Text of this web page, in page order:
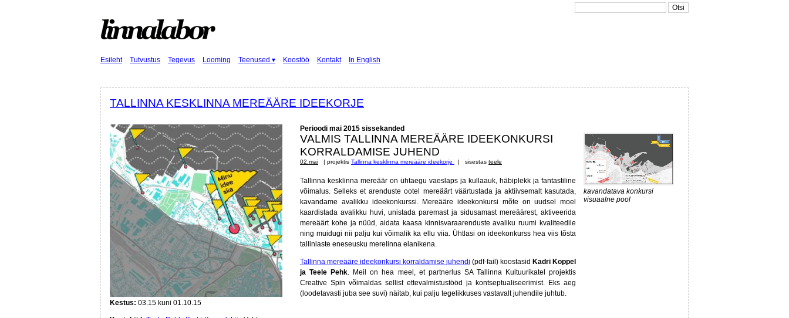
Esileht Tutvustus Tegevus Looming Teenused ▾ Koostöö Kontakt In English
TALLINNA KESKLINNA MEREÄÄRE IDEEKORJE
Kestus: 03.15 kuni 01.10.15
Perioodi mai 2015 sissekanded
VALMIS TALLINNA MEREÄÄRE IDEEKONKURSI
KORRALDAMISE JUHEND
02.mai | projektis Tallinna kesklinna mereääre ideekorje | sisestas teele
Tallinna kesklinna mereäär on ühtaegu vaeslaps ja kullaauk, häbiplekk ja fantastiline
võimalus. Selleks et arenduste ootel mereäärt väärtustada ja aktiivsemalt kasutada,
kavandame avalikku ideekonkurssi. Mereääre ideekonkursi mõte on uudsel moel
kaardistada avalikku huvi, unistada paremast ja sidusamast mereäärest, aktiveerida
mereäärt kohe ja nüüd, aidata kaasa kinnisvaraarenduste avaliku ruumi kvaliteedile
ning muidugi nii palju kui võimalik ka ellu viia. Ühtlasi on ideekonkurss hea viis tõsta
tallinlaste eneseusku merelinna elanikena.
Tallinna mereääre ideekonkursi korraldamise juhendi (pdf-fail) koostasid Kadri Koppel
ja Teele Pehk. Meil on hea meel, et partnerlus SA Tallinna Kultuurikatel projektis
Creative Spin võimaldas sellist ettevalmistustööd ja kontseptualiseerimist. Eks aeg
(loodetavasti juba see suvi) näitab, kui palju tegelikkuses vastavalt juhendile juhtub.
kavandatava konkursi
visuaalne pool